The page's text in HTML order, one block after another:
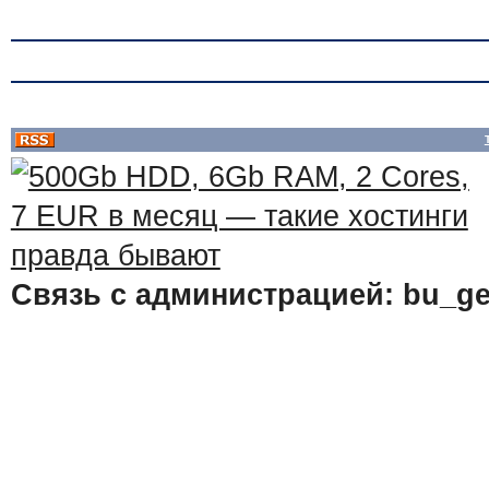
Связь с администрацией: